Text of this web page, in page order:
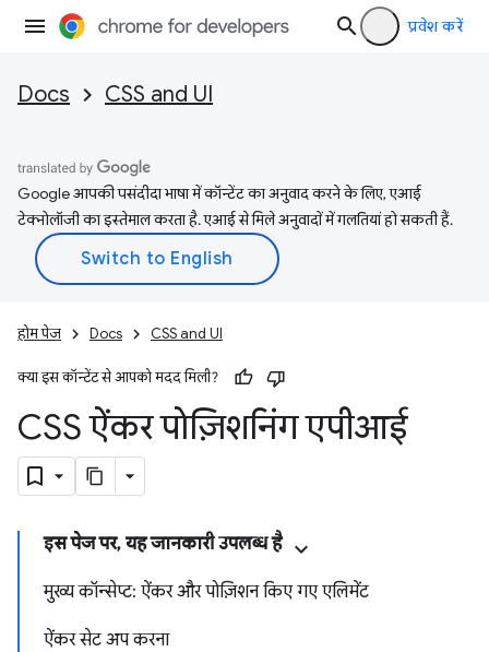
प्रवेश करें
Docs CSS and UI
Google आपकी पसंदीदा भाषा में कॉन्टेंट का अनुवाद करने के लिए, एआई
टेक्नोलॉजी का इस्तेमाल करता है. एआई से मिले अनुवादों में गलतियां हो सकती हैं.
होम पेज Docs CSS and UI
क्या इस कॉन्टेंट से आपको मदद मिली?
CSS ऐंकर पोज़िशनिंग एपीआई
इस पेज पर, यह जानकारी उपलब्ध है
मुख्य कॉन्सेप्ट: ऐंकर और पोज़िशन किए गए एलिमेंट
ऐंकर सेट अप करना